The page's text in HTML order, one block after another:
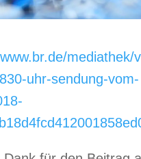
mediathek/
uhr-sendung-vom-